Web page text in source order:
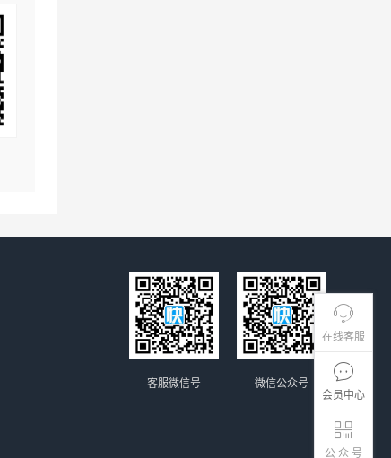
在线客服
会员中心
公 众 号
微信公众号
客服微信号